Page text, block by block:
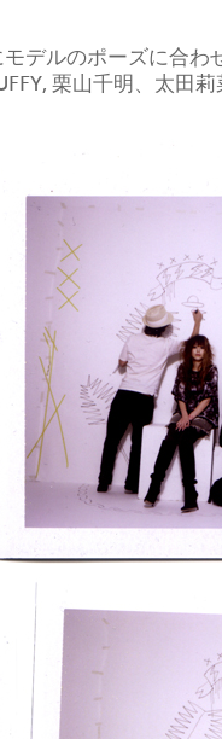
にモデルのポーズ
栗山千明、太田莉